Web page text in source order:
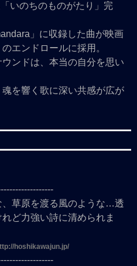
いのちのものがたり」完
」に収録した曲が映画
エンドロールに採用。
ンドは、本当の自分を思い
を響く歌に深い共感が広が
、草原を渡る風のような…透
ど力強い詩に清められま
hoshikawajun.jp/